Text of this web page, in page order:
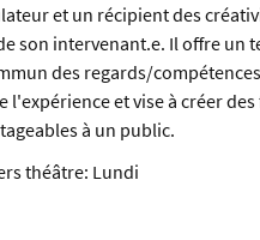
et un récipient des
son intervenant.e. Il offre un
des regards/
l'expérience et vise à créer
à un public.
théâtre: Lundi